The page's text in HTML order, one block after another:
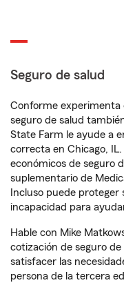
Seguro de salud
Conforme experimenta
seguro de salud
State Farm le ayude a
correcta en Chicago,
económicos de seguro
suplementario de
Incluso puede
incapacidad para
Hable con Mike
cotización de seguro
satisfacer las
persona de la tercera